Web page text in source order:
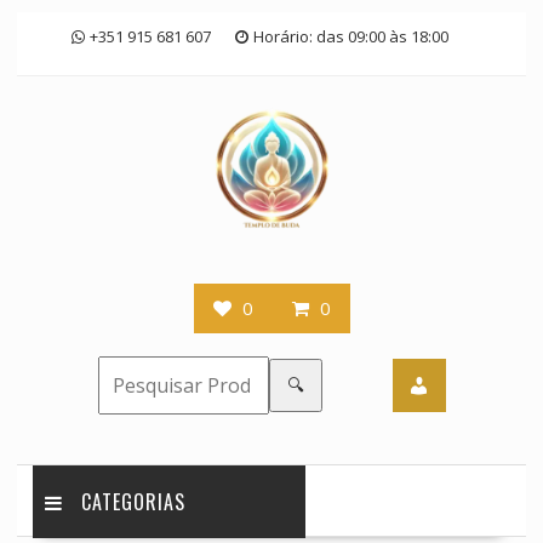
+351 915 681 607 Horário: das 09:00 às 18:00
0 0
🔍
CATEGORIAS